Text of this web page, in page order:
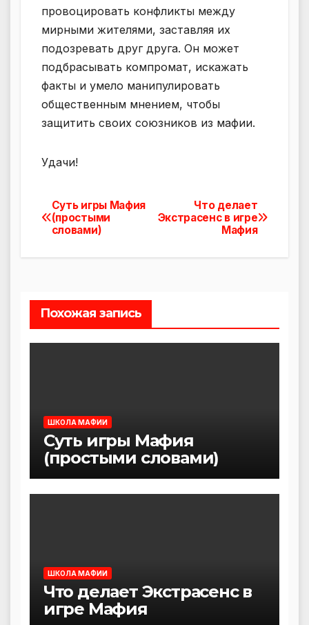
провоцировать конфликты между
мирными жителями, заставляя их
подозревать друг друга. Он может
подбрасывать компромат, искажать
факты и умело манипулировать
общественным мнением, чтобы
защитить своих союзников из мафии.
Удачи!
Навигация
по
Что делает
Экстрасенс в игре
Мафия
Суть игры Мафия
(простыми
словами)
Похожая запись
ШКОЛА МАФИИ
Суть игры Мафия
(простыми словами)
ШКОЛА МАФИИ
Что делает Экстрасенс в
игре Мафия